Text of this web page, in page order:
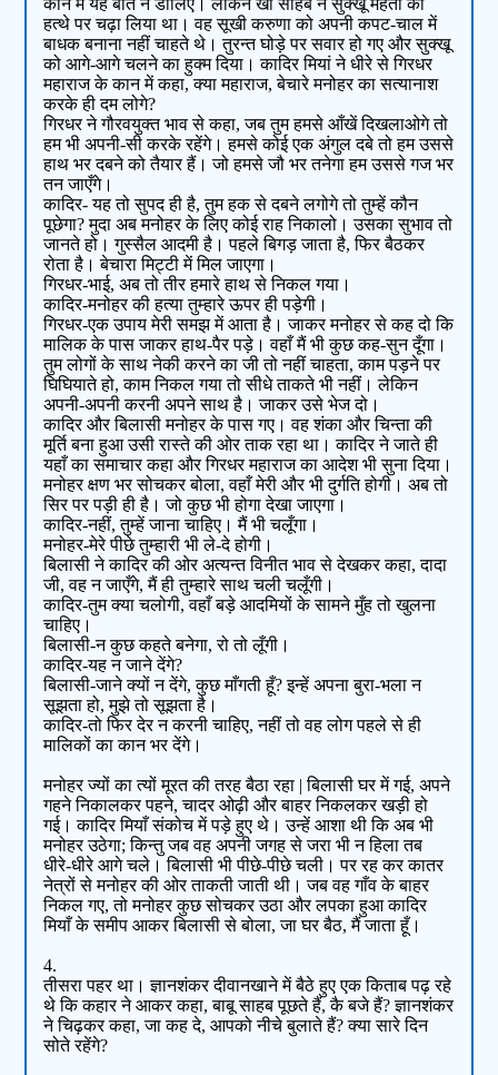
कान में यह बात न डालिए। लेकिन खाँ साहब ने सुक्खू महतो को
हत्थे पर चढ़ा लिया था। वह सूखी करुणा को अपनी कपट-चाल में
बाधक बनाना नहीं चाहते थे। तुरन्त घोड़े पर सवार हो गए और सुक्खू
को आगे-आगे चलने का हुक्म दिया। कादिर मियां ने धीरे से गिरधर
महाराज के कान में कहा, क्या महाराज, बेचारे मनोहर का सत्यानाश
करके ही दम लोगे?
गिरधर ने गौरवयुक्त भाव से कहा, जब तुम हमसे आँखें दिखलाओगे तो
हम भी अपनी-सी करके रहेंगे। हमसे कोई एक अंगुल दबे तो हम उससे
हाथ भर दबने को तैयार हैं। जो हमसे जौ भर तनेगा हम उससे गज भर
तन जाएँगे।
कादिर- यह तो सुपद ही है, तुम हक से दबने लगोगे तो तुम्हें कौन
पूछेगा? मुदा अब मनोहर के लिए कोई राह निकालो। उसका सुभाव तो
जानते हो। गुस्सैल आदमी है। पहले बिगड़ जाता है, फिर बैठकर
रोता है। बेचारा मिट्टी में मिल जाएगा।
गिरधर-भाई, अब तो तीर हमारे हाथ से निकल गया।
कादिर-मनोहर की हत्या तुम्हारे ऊपर ही पड़ेगी।
गिरधर-एक उपाय मेरी समझ में आता है। जाकर मनोहर से कह दो कि
मालिक के पास जाकर हाथ-पैर पड़े। वहाँ मैं भी कुछ कह-सुन दूँगा।
तुम लोगों के साथ नेकी करने का जी तो नहीं चाहता, काम पड़ने पर
घिघियाते हो, काम निकल गया तो सीधे ताकते भी नहीं। लेकिन
अपनी-अपनी करनी अपने साथ है। जाकर उसे भेज दो।
कादिर और बिलासी मनोहर के पास गए। वह शंका और चिन्ता की
मूर्ति बना हुआ उसी रास्ते की ओर ताक रहा था। कादिर ने जाते ही
यहाँ का समाचार कहा और गिरधर महाराज का आदेश भी सुना दिया।
मनोहर क्षण भर सोचकर बोला, वहाँ मेरी और भी दुर्गति होगी। अब तो
सिर पर पड़ी ही है। जो कुछ भी होगा देखा जाएगा।
कादिर-नहीं, तुम्हें जाना चाहिए। मैं भी चलूँगा।
मनोहर-मेरे पीछे तुम्हारी भी ले-दे होगी।
बिलासी ने कादिर की ओर अत्यन्त विनीत भाव से देखकर कहा, दादा
जी, वह न जाएँगे, मैं ही तुम्हारे साथ चली चलूँगी।
कादिर-तुम क्‍या चलोगी, वहाँ बड़े आदमियों के सामने मुँह तो खुलना
चाहिए।
बिलासी-न कुछ कहते बनेगा, रो तो लूँगी।
कादिर-यह न जाने देंगे?
बिलासी-जाने क्यों न देंगे, कुछ माँगती हूँ? इन्हें अपना बुरा-भला न
सूझता हो, मुझे तो सूझता है।
कादिर-तो फिर देर न करनी चाहिए, नहीं तो वह लोग पहले से ही
मालिकों का कान भर देंगे।
मनोहर ज्यों का त्यों मूरत की तरह बैठा रहा | बिलासी घर में गई, अपने
गहने निकालकर पहने, चादर ओढ़ी और बाहर निकलकर खड़ी हो
गई। कादिर मियाँ संकोच में पड़े हुए थे। उन्हें आशा थी कि अब भी
मनोहर उठेगा; किन्तु जब वह अपनी जगह से जरा भी न हिला तब
धीरे-धीरे आगे चले। बिलासी भी पीछे-पीछे चली। पर रह कर कातर
नेत्रों से मनोहर की ओर ताकती जाती थी। जब वह गाँव के बाहर
निकल गए, तो मनोहर कुछ सोचकर उठा और लपका हुआ कादिर
मियाँ के समीप आकर बिलासी से बोला, जा घर बैठ, मैं जाता हूँ।
4.
तीसरा पहर था। ज्ञानशंकर दीवानखाने में बैठे हुए एक किताब पढ़ रहे
थे कि कहार ने आकर कहा, बाबू साहब पूछते हैं, कै बजे हैं? ज्ञानशंकर
ने चिढ़कर कहा, जा कह दे, आपको नीचे बुलाते हैं? क्‍या सारे दिन
सोते रहेंगे?